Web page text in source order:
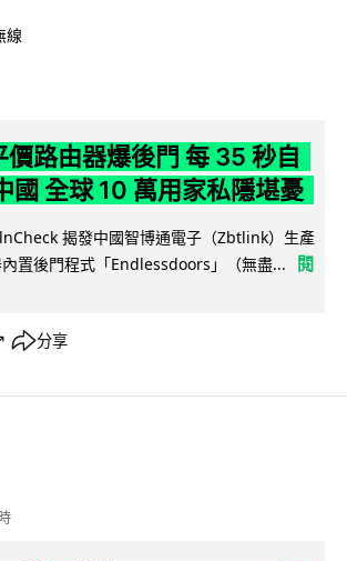
線
路由器爆後門 每 35 秒自
國 全球 10 萬用家私隱堪憂
揭發中國智博通電子（Zbtlink）生產
置後門程式「Endlessdoors」（無盡...
閱
分享